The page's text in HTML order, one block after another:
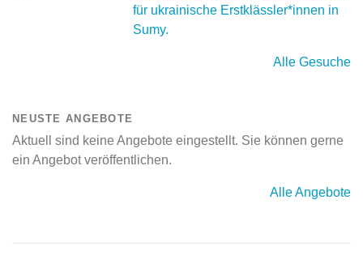
für ukrainische Erstklässler*innen in
Sumy.
Alle Gesuche
NEUSTE ANGEBOTE
Aktuell sind keine Angebote eingestellt. Sie können gerne
ein Angebot veröffentlichen.
Alle Angebote